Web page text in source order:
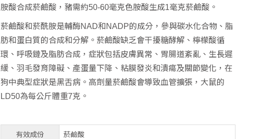
胺酸合成菸鹼酸，豬需約50-60毫克色胺酸生成1毫克菸鹼酸。
菸鹼酸和菸酰胺是輔酶NAD和NADP的成分，參與碳水化合物、脂
肪和蛋白質的合成和分解。菸鹼酸缺乏會干擾糖酵解、檸檬酸循
環、呼吸鏈及脂肪合成，症狀包括皮膚異常、胃腸道紊亂、生長遲
緩、羽毛發育障礙、產蛋量下降、粘膜發炎和潰瘍及關節變化，在
狗中典型症狀是黑舌病。高劑量菸鹼酸會導致血管擴張，大鼠的
LD50為每公斤體重7克。
有效成份 菸鹼酸